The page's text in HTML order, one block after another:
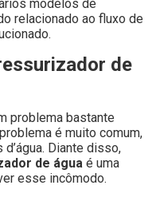
modelos de
relacionado ao fluxo de
de
problema bastante
é muito comum,
Diante disso,
de água é uma
esse incômodo.